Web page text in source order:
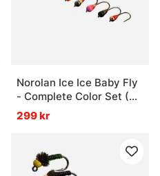
Norolan Ice Ice Baby Fly
- Complete Color Set (9-
pack)
299 kr